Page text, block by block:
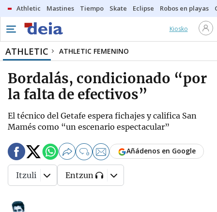
Athletic Mastines Tiempo Skate Eclipse Robos en playas
Kiosko
ATHLETIC ATHLETIC FEMENINO
Bordalás, condicionado “por
la falta de efectivos”
El técnico del Getafe espera fichajes y califica San
Mamés como “un escenario espectacular”
0 Añádenos en Google
Itzuli Entzun